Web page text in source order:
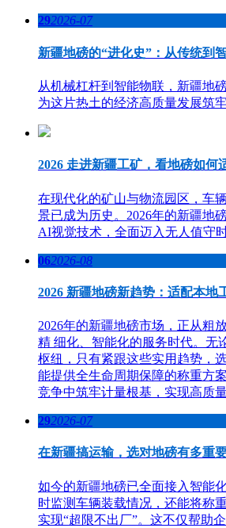
292026-07
新疆地磅的“进化史”：从传统到
从机械杠杆到智能物联，新疆地
为这片热土的经济高质量发展筑
2026 走进新疆工矿，看地磅如何
在现代化的矿山与物流园区，车
景已成为历史。2026年的新疆地
AI视觉技术，全面迈入无人值守时
062026-08
2026 新疆地磅新趋势：适配本地
2026年的新疆地磅市场，正从粗
精 细化、智能化的服务时代。无
枢纽，只有紧跟这些实用趋势，
能提供全生命周期保障的称重方
竞争中筑牢计量根基，实现高质
292026-07
在新疆搞运输，选对地磅有多重
如今的新疆地磅已全面接入智能
时监测车辆装载情况，还能将称
实现“超限不出厂”。这不仅帮助